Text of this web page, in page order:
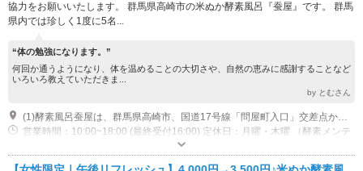
協力をお願いいたします。 群馬県高崎市の米ぬか酵素風呂『蚕屋』です。 群馬
県内では珍しく1度に5名...
“体の勉強になります。”
何回か通うようになり、体を温めることの大切さや、自然の恵みに感謝することなど
いろいろ教えていただきま...
by とむさん
(1)酵素風呂蚕屋は、群馬県高崎市、国道17号線「問屋町入口」交差点から 高崎渋川バイパスを北に向かい、車で16分のところにあります。 所在地〒370-3511 群馬県高崎市金古町1192-1 ＴＥＬ027-388-9693
営業時間：10:00~18:00 (最終受付16:00) 定休日：月曜・木曜 （酵素メンテ